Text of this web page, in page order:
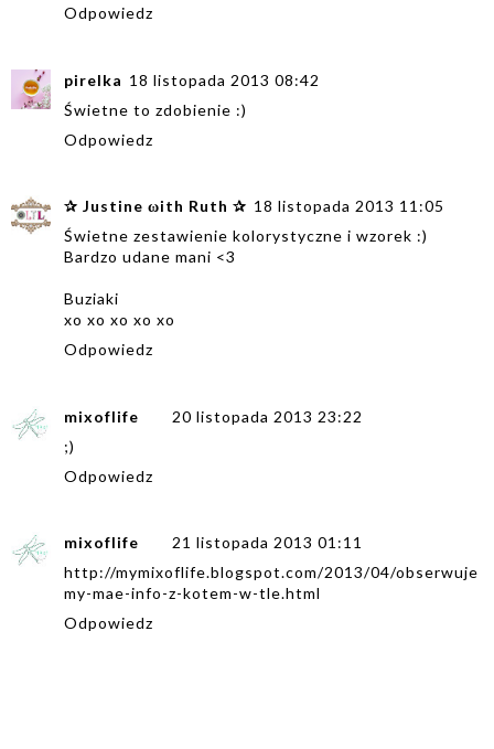
Odpowiedz
pirelka 18 listopada 2013 08:42
Świetne to zdobienie :)
Odpowiedz
✰ Justine ωith Ruth ✰ 18 listopada 2013 11:05
Świetne zestawienie kolorystyczne i wzorek :)
Bardzo udane mani <3
Buziaki
xo xo xo xo xo
Odpowiedz
mixoflife
20 listopada 2013 23:22
;)
Odpowiedz
mixoflife
21 listopada 2013 01:11
http://mymixoflife.blogspot.com/2013/04/obserwuje
my-mae-info-z-kotem-w-tle.html
Odpowiedz